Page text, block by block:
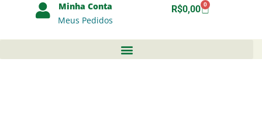
Minha Conta
Meus Pedidos
R$0,00 0